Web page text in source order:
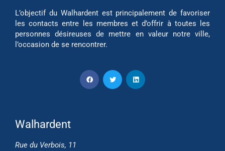
L’objectif du Walhardent est principalement de favoriser
les contacts entre les membres et d’offrir à toutes les
personnes désireuses de mettre en valeur notre ville,
l’occasion de se rencontrer.
Walhardent
Rue du Verbois, 11